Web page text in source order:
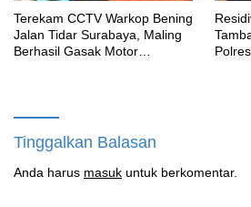
Terekam CCTV Warkop Bening
Jalan Tidar Surabaya, Maling
Berhasil Gasak Motor
Tinggalkan Balasan
Anda harus masuk untuk berkomentar.